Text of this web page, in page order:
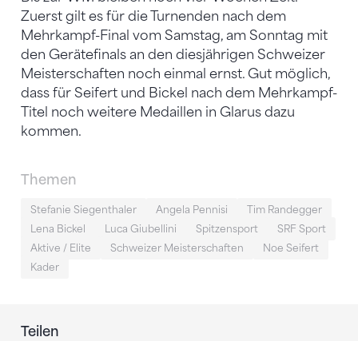
Zuerst gilt es für die Turnenden nach dem
Mehrkampf-Final vom Samstag, am Sonntag mit
den Gerätefinals an den diesjährigen Schweizer
Meisterschaften noch einmal ernst. Gut möglich,
dass für Seifert und Bickel nach dem Mehrkampf-
Titel noch weitere Medaillen in Glarus dazu
kommen.
Themen
Stefanie Siegenthaler Angela Pennisi
Tim Randegger
Lena Bickel
Luca Giubellini Spitzensport
SRF Sport
Aktive / Elite
Schweizer Meisterschaften
Noe Seifert
Kader
Teilen